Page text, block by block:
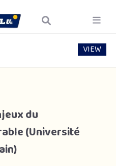
du
(Université
VIEW